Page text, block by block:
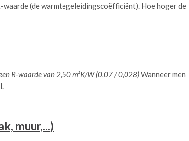
(de warmtegeleidingscoëfficiënt). Hoe hoger de
R-waarde van 2,50 m²K/W (0,07 / 0,028)Wanneer men
muur,...)